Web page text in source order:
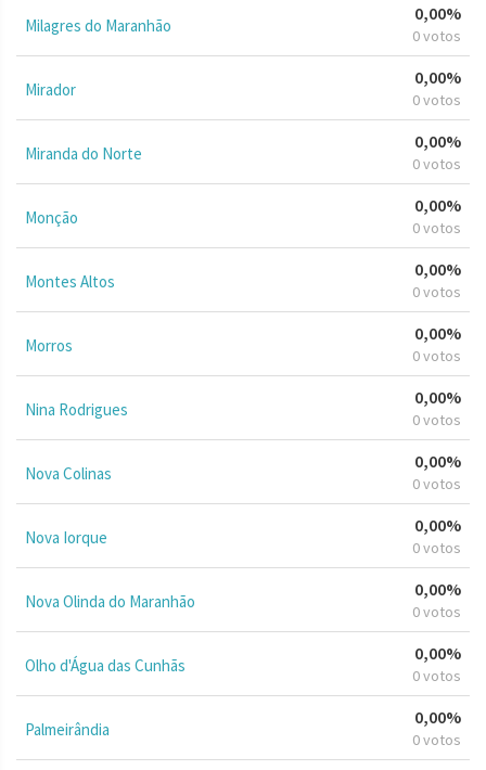
Milagres do Maranhão
0,00%
0 votos
Mirador
0,00%
0 votos
Miranda do Norte
0,00%
0 votos
Monção
0,00%
0 votos
Montes Altos
0,00%
0 votos
Morros
0,00%
0 votos
Nina Rodrigues
0,00%
0 votos
Nova Colinas
0,00%
0 votos
Nova Iorque
0,00%
0 votos
Nova Olinda do Maranhão
0,00%
0 votos
Olho d'Água das Cunhãs
0,00%
0 votos
Palmeirândia
0,00%
0 votos